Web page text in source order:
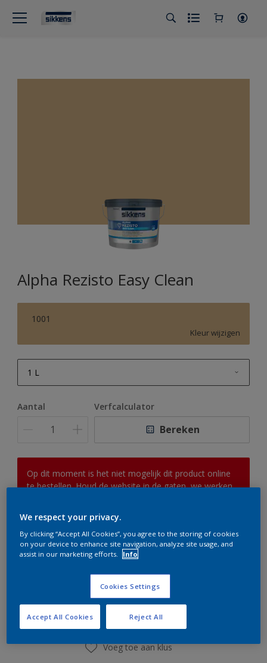
Alpha Rezisto Easy Clean
1001
Kleur wijzigen
1 L
10 L
Aantal Verfcalculator
Bereken
Op dit moment is het niet mogelijk dit product online
te bestellen. Houd de website in de gaten, we werken
Boodschappenlijst
Vind een winkel
Voeg toe aan klus
We respect your privacy.
By clicking “Accept All Cookies”, you agree to the storing of cookies
on your device to enhance site navigation, analyze site usage, and
assist in our marketing efforts.
Info
Cookies Settings
Reject All
Accept All Cookies